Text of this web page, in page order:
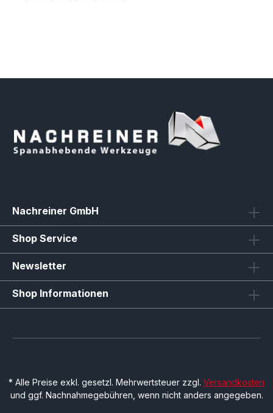
Nachreiner GmbH
Shop Service
Newsletter
Shop Informationen
* Alle Preise exkl. gesetzl. Mehrwertsteuer zzgl. Versandkosten
und ggf. Nachnahmegebühren, wenn nicht anders angegeben.